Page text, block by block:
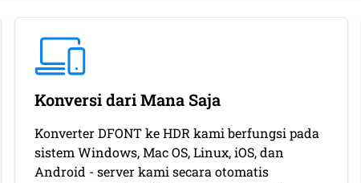
Konversi dari Mana Saja
Konverter DFONT ke HDR kami berfungsi pada
sistem Windows, Mac OS, Linux, iOS, dan
Android - server kami secara otomatis